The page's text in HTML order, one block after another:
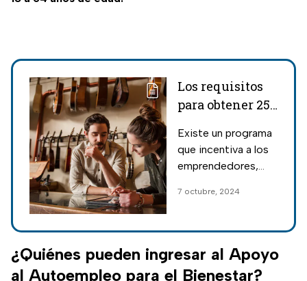
Los requisitos
para obtener 25
un programa
que apoya a
Existe un programa
que incentiva a los
emprendedores,
apoyo de 25 mil
fortalecer su
negocio; estos son
los requisitos.
7 octubre, 2024
¿Quiénes pueden ingresar al Apoyo
al Autoempleo para el Bienestar?